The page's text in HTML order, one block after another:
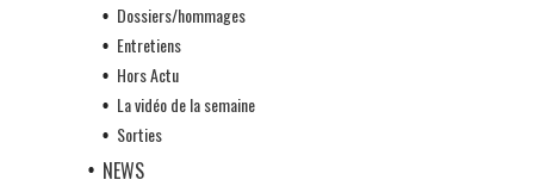
Dossiers/hommages
Entretiens
Hors Actu
La vidéo de la semaine
Sorties
NEWS